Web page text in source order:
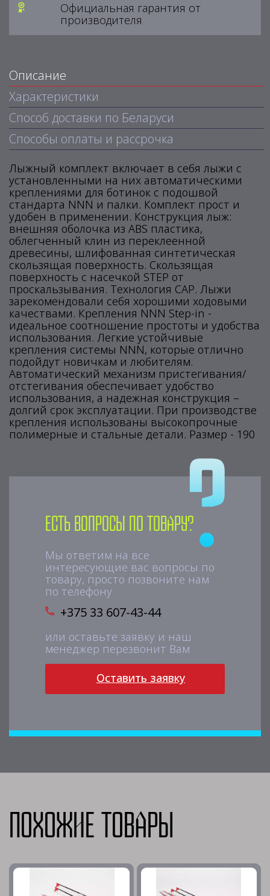
Официальная гарантия от
производителя
Описание
Характеристики
Способ доставки по Беларуси
Способы оплаты и рассрочка
Лыжный комплект включает в себя лыжи с
установленными на них автоматическими
креплениями для ботинок с подошвой
стандарта NNN и палки. Комплект прост и
удобен в применении. Конструкция лыж:
внешняя оболочка из ABS пластика,
облегченный клин из переклеенной
древесины, шлифованная синтетическая
скользящая поверхность. Скользящая
поверхность c насечкой STEP от
проскальзывания. Технология CAP. Лыжи
зарекомендовали себя хорошими ходовыми
качествами. Крепления NNN Step-in -
идеальное соотношение простоты и удобства
использования. Легкие устойчивые
крепления системы NNN, которые отлично
подойдут новичкам и любителям.
Автоматический механизм пристегивания/
отстегивания обеспечивает удобство
использования, а надежная конструкция –
долгий срок эксплуатации. При производстве
крепления использованы высокопрочные
полимерные и стальные детали. Размер - 190
Есть вопросы по товару?
Мы ответим на все
интересующие вас вопросы по
товару, просто позвоните нам
по телефону
+375 33 607-43-44
или оставьте заявку и наш
менеджер перезвонит Вам
Оставить заявку
Похожие товары